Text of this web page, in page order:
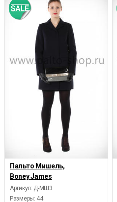
Пальто Мишель,
Boney James
Артикул: Д-МШ3
Размеры: 44